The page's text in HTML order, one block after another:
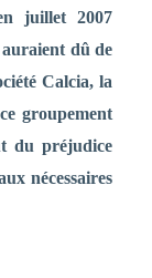
juillet 2007
dû de
Calcia, la
groupement
du préjudice
nécessaires